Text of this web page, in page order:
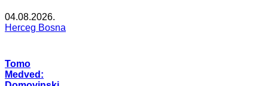
04.08.2026.
Herceg Bosna
Tomo
Medved: